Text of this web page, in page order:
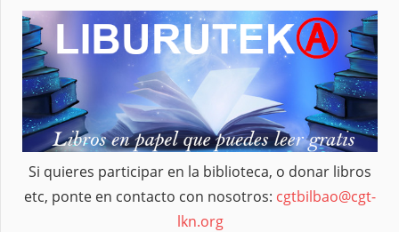
Si quieres participar en la biblioteca, o donar libros
etc, ponte en contacto con nosotros: cgtbilbao@cgt-
lkn.org